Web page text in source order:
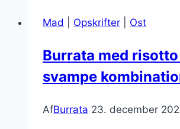
en
appetizer
Mad Opskrifter Ost
Burrata med
svampe
AfBurrata 23. december